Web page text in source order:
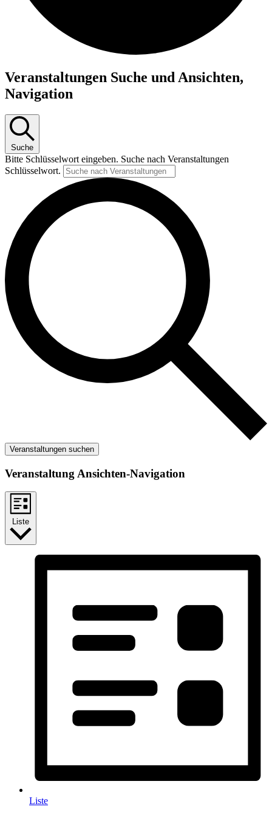
Veranstaltungen
Veranstaltungen Suche und Ansichten,
Navigation
Suche
Bitte Schlüsselwort eingeben. Suche nach Veranstaltungen
Schlüsselwort.
Veranstaltungen suchen
Veranstaltung Ansichten-Navigation
Liste
Liste